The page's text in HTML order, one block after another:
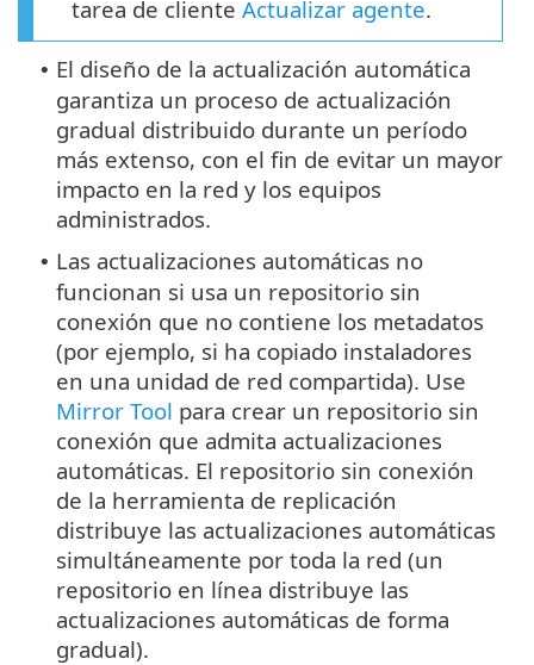
tarea de cliente Actualizar agente.
• El diseño de la actualización automática
garantiza un proceso de actualización
gradual distribuido durante un período
más extenso, con el fin de evitar un mayor
impacto en la red y los equipos
administrados.
• Las actualizaciones automáticas no
funcionan si usa un repositorio sin
conexión que no contiene los metadatos
(por ejemplo, si ha copiado instaladores
en una unidad de red compartida). Use
Mirror Tool para crear un repositorio sin
conexión que admita actualizaciones
automáticas. El repositorio sin conexión
de la herramienta de replicación
distribuye las actualizaciones automáticas
simultáneamente por toda la red (un
repositorio en línea distribuye las
actualizaciones automáticas de forma
gradual).